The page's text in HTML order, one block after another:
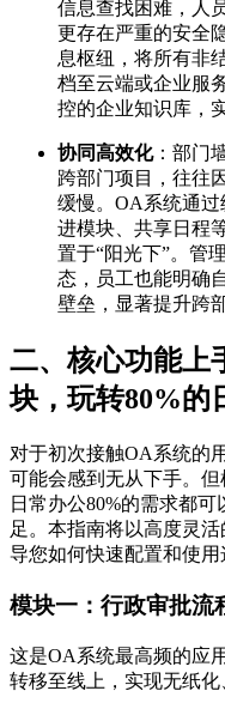
信息查找困难，人
更存在严重的安全
息枢纽，将所有非
档至云端或企业服
控的企业知识库，
协同高效化：部门
跨部门项目，往往
缓慢。OA系统通
进模块、共享日程
置于“阳光下”。管
态，员工也能明确
壁垒，显著提升跨
二、核心功能上
块，玩转80%的
对于初次接触OA系统的
可能会感到无从下手。但
日常办公80%的需求都
足。本指南将以高度灵活
导您如何快速配置和使用
模块一：行政审批流
这是OA系统最高频的应
转移至线上，实现无纸化